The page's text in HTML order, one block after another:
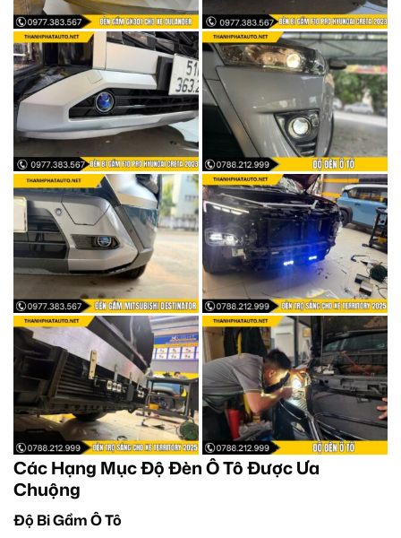
Các Hạng Mục Độ Đèn Ô Tô Được Ưa
Chuộng
Độ Bi Gầm Ô Tô